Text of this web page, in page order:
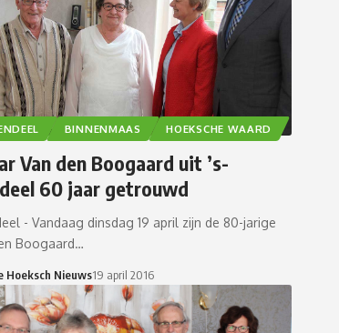
BINNENMAAS HOEKSCHE WAARD
Van den Boogaard uit ’s-
60 jaar getrouwd
- Vandaag dinsdag 19 april zijn de 80-jarige
Boogaard…
Hoeksch Nieuws19 april 2016